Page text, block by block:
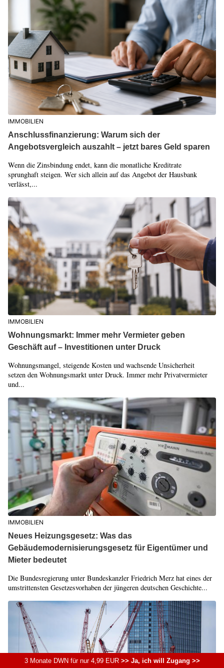
IMMOBILIEN
Anschlussfinanzierung: Warum sich der
Angebotsvergleich auszahlt – jetzt bares Geld sparen
Wenn die Zinsbindung endet, kann die monatliche Kreditrate
sprunghaft steigen. Wer sich allein auf das Angebot der Hausbank
verlässt,...
IMMOBILIEN
Wohnungsmarkt: Immer mehr Vermieter geben
Geschäft auf – Investitionen unter Druck
Wohnungsmangel, steigende Kosten und wachsende Unsicherheit
setzen den Wohnungsmarkt unter Druck. Immer mehr Privatvermieter
und...
IMMOBILIEN
Neues Heizungsgesetz: Was das
Gebäudemodernisierungsgesetz für Eigentümer und
Mieter bedeutet
Die Bundesregierung unter Bundeskanzler Friedrich Merz hat eines der
umstrittensten Gesetzesvorhaben der jüngeren deutschen Geschichte...
3 Monate DWN für nur 4,99 EUR>> Ja, ich will Zugang >>